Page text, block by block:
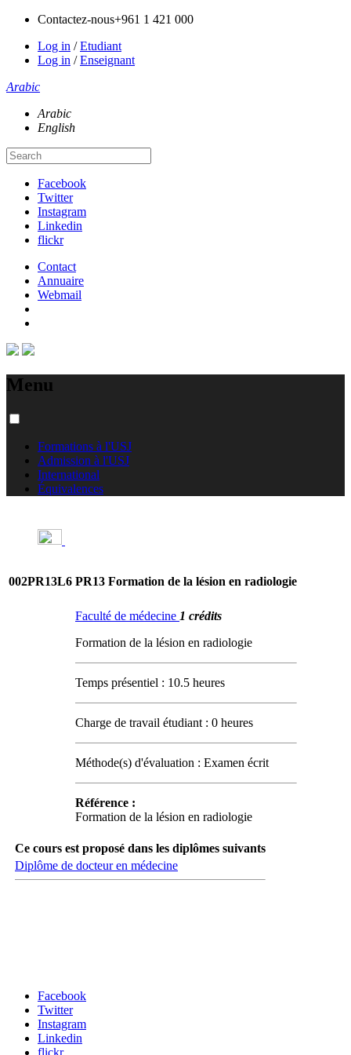
Contactez-nous+961 1 421 000
Log in /Etudiant
Log in /Enseignant
Arabic
Arabic
English
Facebook
Twitter
Instagram
Linkedin
flickr
Contact
Annuaire
Webmail
Menu
Formations à l'USJ
Admission à l'USJ
International
Équivalences
002PR13L6 PR13 Formation de la lésion en radiologie
Faculté de médecine 1 crédits
Formation de la lésion en radiologie
Temps présentiel : 10.5 heures
Charge de travail étudiant : 0 heures
Méthode(s) d'évaluation : Examen écrit
Référence :
Formation de la lésion en radiologie
Ce cours est proposé dans les diplômes suivants
Diplôme de docteur en médecine
Facebook
Twitter
Instagram
Linkedin